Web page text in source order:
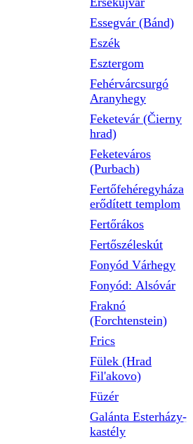
Essegvár (Bánd)
Eszék
Esztergom
Fehérvárcsurgó
Aranyhegy
Feketevár (Čierny
hrad)
Feketeváros
(Purbach)
Fertőfehéregyháza
erődített templom
Fertőrákos
Fertőszéleskút
Fonyód Várhegy
Fonyód: Alsóvár
Fraknó
(Forchtenstein)
Frics
Fülek (Hrad
Fil'akovo)
Füzér
Galánta Esterházy-
kastély